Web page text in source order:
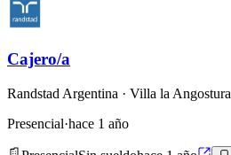
Cajero/a
Randstad Argentina · Villa la Angostura
Presencial·hace 1 año